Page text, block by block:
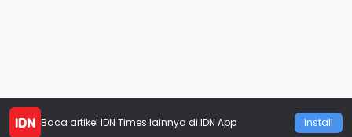
Baca artikel IDN Times lainnya di IDN App Install